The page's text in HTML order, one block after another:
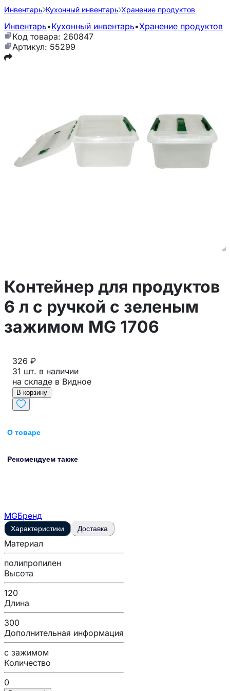
Инвентарь Кухонный инвентарь Хранение продуктов
Инвентарь•Кухонный инвентарь•Хранение продуктов
Код товара: 260847
Артикул: 55299
Контейнер для продуктов
6 л с ручкой с зеленым
зажимом MG 1706
326 ₽
31 шт. в наличии
на складе в Видное
В корзину
О товаре
Рекомендуем также
MGБренд
Характеристики Доставка
Материал
полипропилен
Высота
120
Длина
300
Дополнительная информация
с зажимом
Количество
0